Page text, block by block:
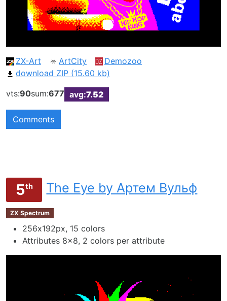
ZX-Art ArtCity
Demozoo
download ZIP (15.60 kb)
vts:90sum:677 avg:7.52
Comments
5th The Eye by Артем Вульф
ZX Spectrum
256х192px, 15 colors
Attributes 8x8, 2 colors per attribute